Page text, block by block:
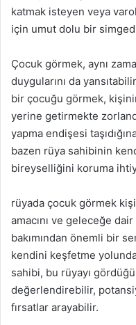
katmak isteyen veya
için umut dolu bir
Çocuk görmek, aynı
duygularını da
bir çocuğu görmek,
yerine getirmekte
yapma endişesi
bazen rüya sahibinin
bireyselliğini koruma
rüyada çocuk görmek
amacını ve geleceğe
bakımından önemli bir
kendini keşfetme
sahibi, bu rüyayı
değerlendirebilir,
fırsatlar arayabilir.